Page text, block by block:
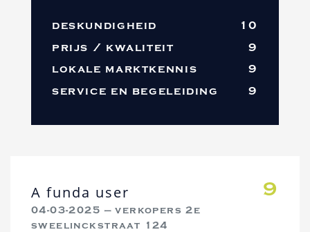
deskundigheid
10
prijs / kwaliteit
9
lokale marktkennis
9
service en begeleiding
9
A funda user 9
04-03-2025 — verkopers 2e
sweelinckstraat 124